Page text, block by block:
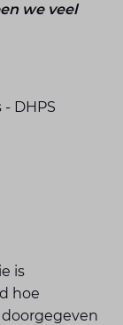
we veel
DHPS
is
hoe